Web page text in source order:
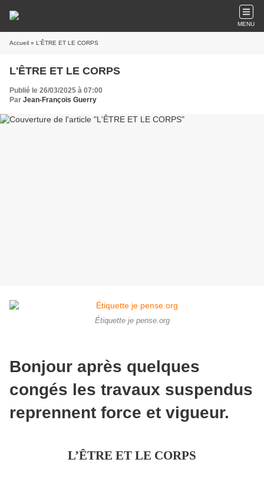
MENU
Accueil » L'ÊTRE ET LE CORPS
L'ÊTRE ET LE CORPS
Publié le 26/03/2025 à 07:00
Par Jean-François Guerry
Étiquette je pense.org
Bonjour après quelques
congés les travaux suspendus
reprennent force et vigueur.
L’ÊTRE ET LE CORPS